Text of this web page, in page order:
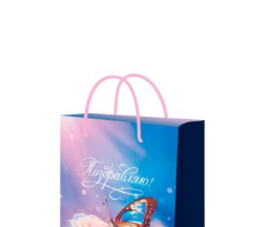
Добавить